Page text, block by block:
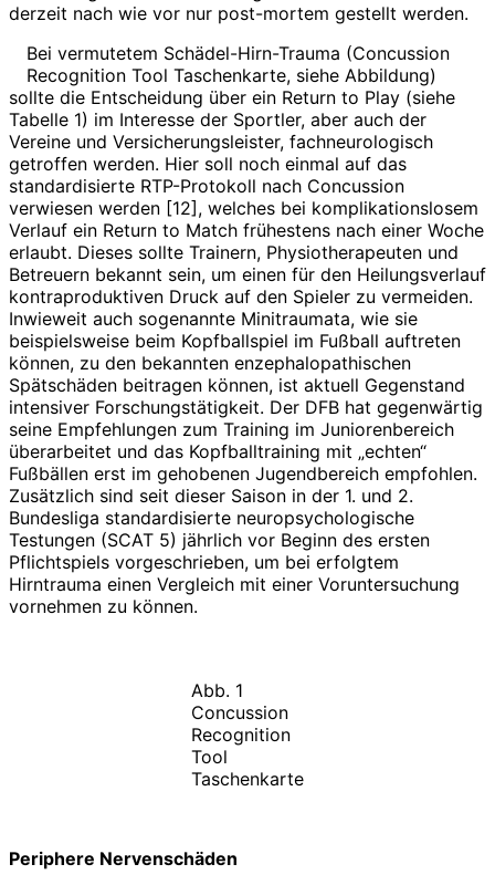
derzeit nach wie vor nur post-mortem gestellt werden.
Bei vermutetem Schädel-Hirn-Trauma (Concussion
Recognition Tool Taschenkarte, siehe Abbildung)
sollte die Entscheidung über ein Return to Play (siehe
Tabelle 1) im Interesse der Sportler, aber auch der
Vereine und Versicherungsleister, fachneurologisch
getroffen werden. Hier soll noch einmal auf das
standardisierte RTP-Protokoll nach Concussion
verwiesen werden [12], welches bei komplikationslosem
Verlauf ein Return to Match frühestens nach einer Woche
erlaubt. Dieses sollte Trainern, Physiotherapeuten und
Betreuern bekannt sein, um einen für den Heilungsverlauf
kontraproduk­tiven Druck auf den Spieler zu vermeiden.
Inwieweit auch sogenannte Minitraumata, wie sie
beispielsweise beim Kopfballspiel im Fußball auftreten
können, zu den bekannten enzephalopathischen
Spätschäden beitragen können, ist aktuell Gegenstand
intensiver Forschungstätigkeit. Der DFB hat gegenwärtig
seine Empfehlungen zum Training im Juniorenbereich
überarbeitet und das Kopfballtraining mit „echten“
Fußbällen erst im gehobenen Jugendbereich empfohlen.
Zusätzlich sind seit dieser Saison in der 1. und 2.
Bundesliga standardisierte neuropsychologische
Testungen (SCAT 5) jährlich vor Beginn des ersten
Pflichtspiels vorgeschrieben, um bei erfolgtem
Hirntrauma einen Vergleich mit einer Voruntersuchung
vornehmen zu können.
Abb. 1
Concussion
Recognition
Tool
Taschenkarte
Periphere Nervenschäden